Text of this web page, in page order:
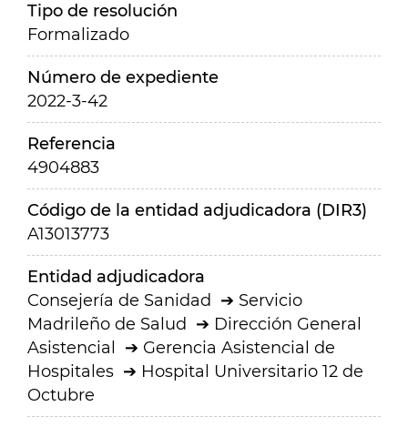
Tipo de resolución
Formalizado
Número de expediente
2022-3-42
Referencia
4904883
Código de la entidad adjudicadora (DIR3)
A13013773
Entidad adjudicadora
Consejería de Sanidad
Servicio
Madrileño de Salud
Dirección General
Asistencial
Gerencia Asistencial de
Hospitales
Hospital Universitario 12 de
Octubre